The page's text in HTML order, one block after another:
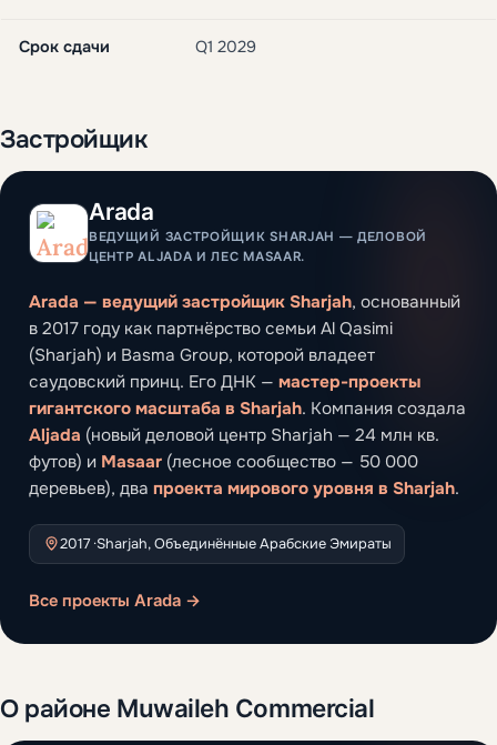
Срок сдачи Q1 2029
Застройщик
Arada
ВЕДУЩИЙ ЗАСТРОЙЩИК SHARJAH — ДЕЛОВОЙ
ЦЕНТР ALJADA И ЛЕС MASAAR.
Arada — ведущий застройщик Sharjah, основанный
в 2017 году как партнёрство семьи Al Qasimi
(Sharjah) и Basma Group, которой владеет
саудовский принц. Его ДНК — мастер-проекты
гигантского масштаба в Sharjah. Компания создала
Aljada (новый деловой центр Sharjah — 24 млн кв.
футов) и Masaar (лесное сообщество — 50 000
деревьев), два проекта мирового уровня в Sharjah.
2017 ·Sharjah, Объединённые Арабские Эмираты
Все проекты Arada →
О районе Muwaileh Commercial